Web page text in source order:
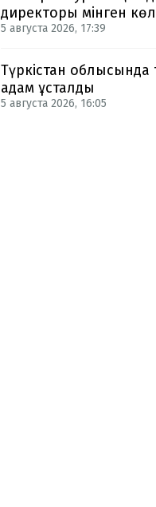
директоры мінген
5 августа 2026, 17:39
Түркістан облысында
адам ұсталды
5 августа 2026, 16:05